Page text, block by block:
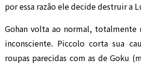
por essa razão ele decide destruir a
Gohan volta ao normal, totalmente
inconsciente. Piccolo corta sua
roupas parecidas com as de Goku